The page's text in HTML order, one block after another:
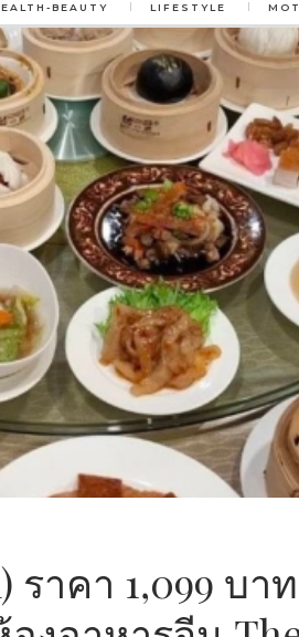
BEAUTY LIFESTYLE
MORE
ราคา 1,099 บาท